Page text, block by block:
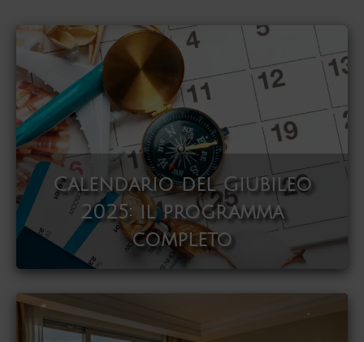
Calendario del Giubileo
2025: il programma
completo